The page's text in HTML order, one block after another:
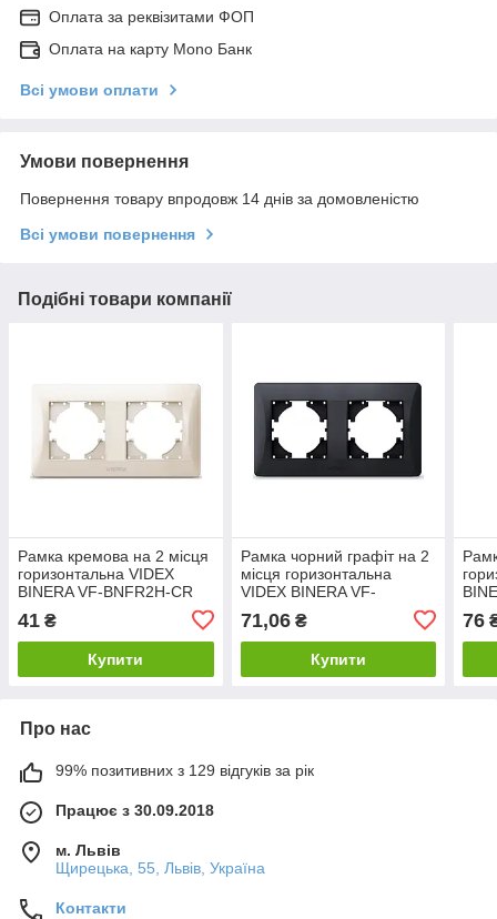
Оплата за реквізитами ФОП
Оплата на карту Mono Банк
Всі умови оплати
Умови повернення
Повернення товару впродовж 14 днів за домовленістю
Всі умови повернення
Подібні товари компанії
Рамка кремова на 2 місця
горизонтальна VIDEX
BINERA VF-BNFR2H-CR
41 ₴
Купити
Рамка чорний графіт на 2
місця горизонтальна
VIDEX BINERA VF-
71,06₴
Купити
76
Про нас
99% позитивних з 129 відгуків за рік
Працює з 30.09.2018
м. Львів
Щирецька, 55, Львів, Україна
Контакти